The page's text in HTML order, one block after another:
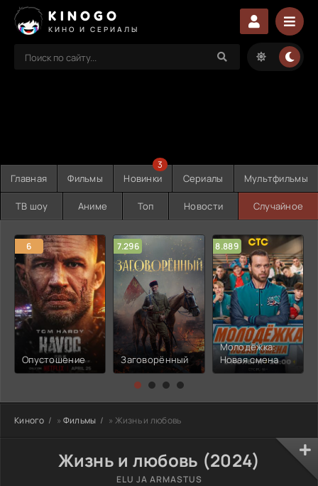
KINOGO
КИНО И СЕРИАЛЫ
Главная Фильмы Новинки
3
Сериалы Мультфильмы
ТВ шоу Аниме Топ Новости Случайное
6
Опустошение
7.296
Заговорённый
8.889
Молодёжка:
Новая смена
Киного » Фильмы » Жизнь и любовь
Жизнь и любовь (2024)
ELU JA ARMASTUS